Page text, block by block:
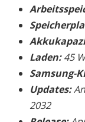
Laden:45
Samsung-KI
Updates:
2032